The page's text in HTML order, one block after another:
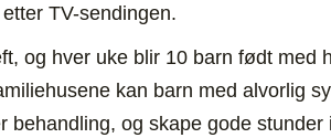
TV-sendingen.
og hver uke blir 10 barn født med
kan barn med alvorlig
behandling, og skape gode stunder